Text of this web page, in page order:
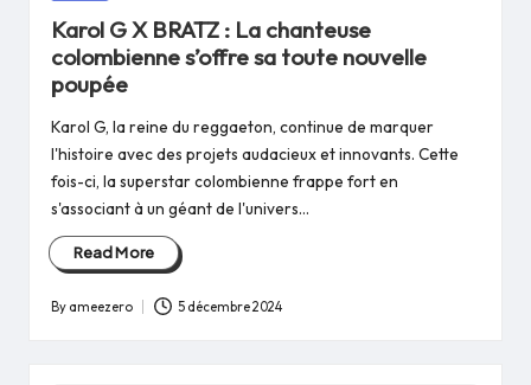
Karol G X BRATZ : La chanteuse
colombienne s’offre sa toute nouvelle
poupée
Karol G, la reine du reggaeton, continue de marquer
l'histoire avec des projets audacieux et innovants. Cette
fois-ci, la superstar colombienne frappe fort en
s'associant à un géant de l'univers…
Read More
Posted
By ameezero 5 décembre 2024